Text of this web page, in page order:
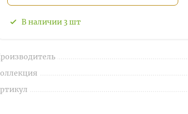
В наличии 3 шт